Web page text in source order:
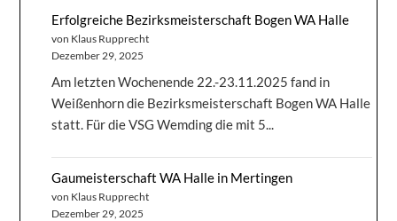
Erfolgreiche Bezirksmeisterschaft Bogen WA Halle
von Klaus Rupprecht
Dezember 29, 2025
Am letzten Wochenende 22.-23.11.2025 fand in
Weißenhorn die Bezirksmeisterschaft Bogen WA Halle
statt. Für die VSG Wemding die mit 5...
Gaumeisterschaft WA Halle in Mertingen
von Klaus Rupprecht
Dezember 29, 2025